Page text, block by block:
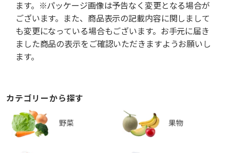
ます。※パッケージ画像は予告なく変更となる場合が
ございます。また、商品表示の記載内容に関しまして
も変更になっている場合もございます。お手元に届き
ました商品の表示をご確認いただきますようお願いし
ます。
カテゴリーから探す